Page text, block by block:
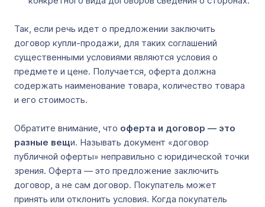
Так, если речь идет о предложении заключить
договор купли-продажи, для таких соглашений
существенными условиями являются условия о
предмете и цене. Получается, оферта должна
содержать наименование товара, количество товара
и его стоимость.
Обратите внимание, что оферта и договор — это
разные вещи. Называть документ «договор
публичной оферты» неправильно с юридической точки
зрения. Оферта — это предложение заключить
договор, а не сам договор. Покупатель может
принять или отклонить условия. Когда покупатель